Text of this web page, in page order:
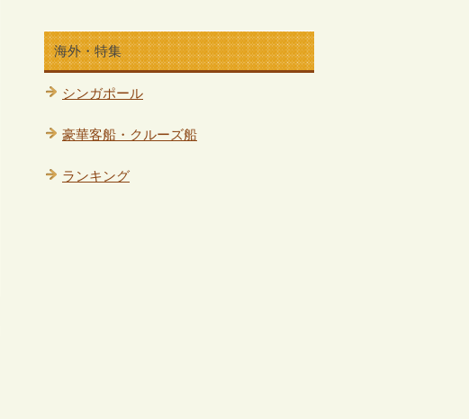
海外・特集
シンガポール
豪華客船・クルーズ船
ランキング